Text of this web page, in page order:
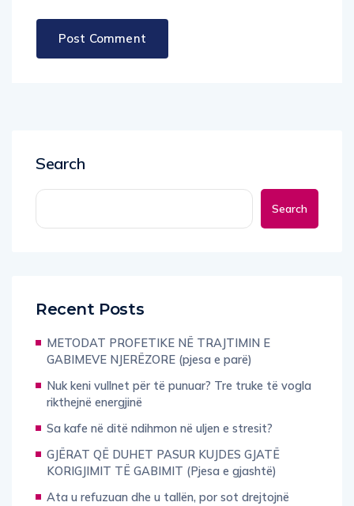
Search
Search
Recent Posts
METODAT PROFETIKE NË TRAJTIMIN E
GABIMEVE NJERËZORE (pjesa e parë)
Nuk keni vullnet për të punuar? Tre truke të vogla
rikthejnë energjinë
Sa kafe në ditë ndihmon në uljen e stresit?
GJËRAT QË DUHET PASUR KUJDES GJATË
KORIGJIMIT TË GABIMIT (Pjesa e gjashtë)
Ata u refuzuan dhe u tallën, por sot drejtojnë